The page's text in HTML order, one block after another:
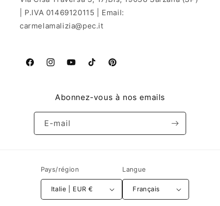
| P.IVA 01469120115 | Email:
carmelamalizia@pec.it
FacebookInstagramYouTubeTikTokPinterest
Abonnez-vous à nos emails
E-mail
Pays/région
Italie | EUR €
Langue
Français